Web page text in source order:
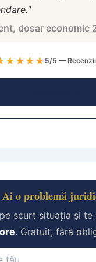
dosar economic
5/5 —
Ai o problemă
scurt situația și te
ore. Gratuit, fără